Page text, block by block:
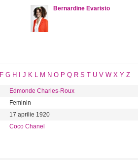
Bernardine Evaristo
F G H J K L M N O P Q R S T U V W X Y Z
Edmonde Charles-Roux
Feminin
17 aprilie 1920
Coco Chanel